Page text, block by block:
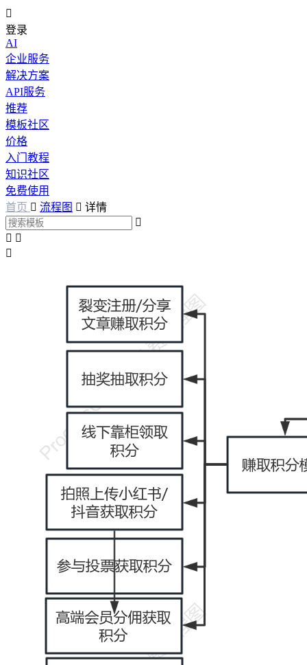

登录
AI
企业服务
解决方案
API服务
推荐
模板社区
价格
入门教程
知识社区
免费使用
首页  流程图  详情

 
